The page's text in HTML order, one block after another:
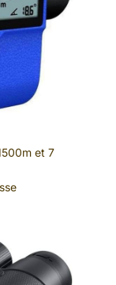
et 7